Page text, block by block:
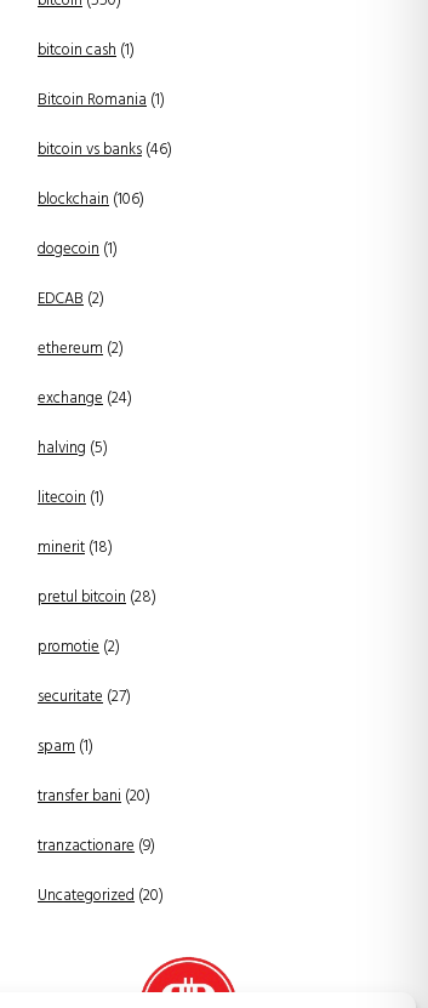
bitcoin cash(1)
Bitcoin Romania(1)
bitcoin vs banks(46)
blockchain(106)
dogecoin(1)
EDCAB(2)
ethereum(2)
exchange(24)
halving (5)
litecoin(1)
minerit(18)
pretul bitcoin(28)
promotie(2)
securitate(27)
spam(1)
transfer bani(20)
tranzactionare(9)
Uncategorized(20)